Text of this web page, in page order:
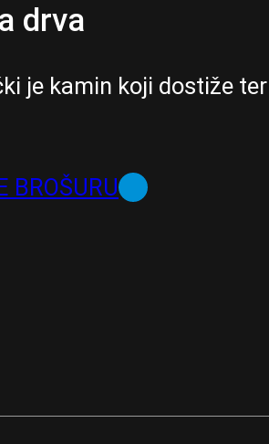
drva
je kamin koji dostiže
BROŠURU